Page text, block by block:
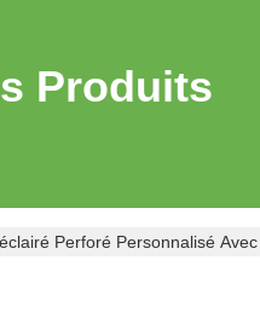
Produits
Perforé Personnalisé